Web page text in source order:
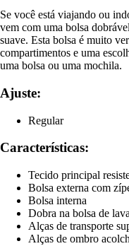
Se você está viajando ou
vem com uma bolsa
suave. Esta bolsa é muito
compartimentos e uma
uma bolsa ou uma mochila.
Ajuste:
Regular
Características:
Tecido principal
Bolsa externa com
Bolsa interna
Dobra na bolsa de
Alças de transporte
Alças de ombro